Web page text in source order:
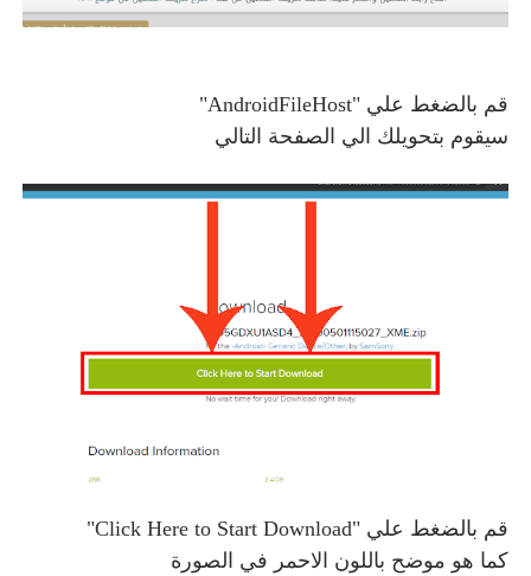
قم بالضغط علي "AndroidFileHost"
سيقوم بتحويلك الي الصفحة التالي
قم بالضغط علي "Click Here to Start Download"
كما هو موضح باللون الاحمر في الصورة